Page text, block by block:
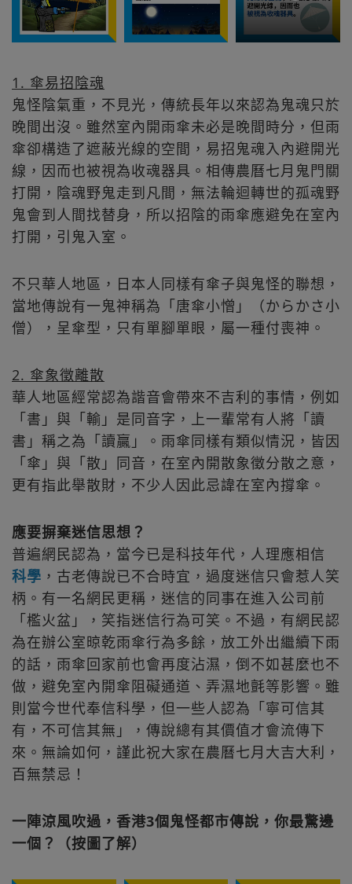
1. 傘易招陰魂
鬼怪陰氣重，不見光，傳統長年以來認為鬼魂只於
晚間出沒。雖然室內開雨傘未必是晚間時分，但雨
傘卻構造了遮蔽光線的空間，易招鬼魂入內避開光
線，因而也被視為收魂器具。相傳農曆七月鬼門關
打開，陰魂野鬼走到凡間，無法輪迴轉世的孤魂野
鬼會到人間找替身，所以招陰的雨傘應避免在室內
打開，引鬼入室。
不只華人地區，日本人同樣有傘子與鬼怪的聯想，
當地傳說有一鬼神稱為「唐傘小憎」（からかさ小
僧），呈傘型，只有單腳單眼，屬一種付喪神。
2. 傘象徵離散
華人地區經常認為諧音會帶來不吉利的事情，例如
「書」與「輸」是同音字，上一輩常有人將「讀
書」稱之為「讀贏」。雨傘同樣有類似情況，皆因
「傘」與「散」同音，在室內開散象徵分散之意，
更有指此舉散財，不少人因此忌諱在室內撐傘。
應要摒棄迷信思想？
普遍網民認為，當今已是科技年代，人理應相信
科學 ，古老傳說已不合時宜，過度迷信只會惹人笑
柄。有一名網民更稱，迷信的同事在進入公司前
「檻火盆」，笑指迷信行為可笑。不過，有網民認
為在辦公室晾乾雨傘行為多餘，放工外出繼續下雨
的話，雨傘回家前也會再度沾濕，倒不如甚麼也不
做，避免室內開傘阻礙通道、弄濕地氈等影響。雖
則當今世代奉信科學，但一些人認為「寧可信其
有，不可信其無」，傳說總有其價值才會流傳下
來。無論如何，謹此祝大家在農曆七月大吉大利，
百無禁忌！
一陣涼風吹過，香港3個鬼怪都市傳說，你最驚邊
一個？（按圖了解）